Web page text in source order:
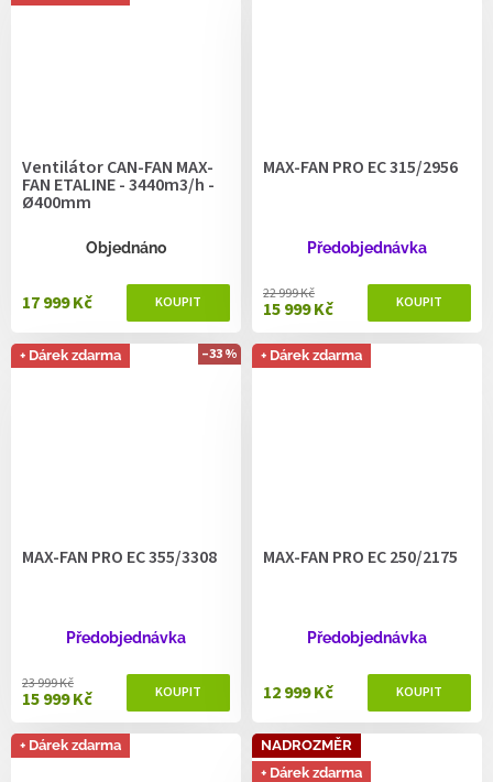
Ventilátor CAN-FAN MAX-
FAN ETALINE - 3440m3/h -
Ø400mm
Objednáno
17 999 Kč
MAX-FAN PRO EC 315/2956
Předobjednávka
15 999 Kč
22 999 Kč
+ Dárek zdarma –33 %
MAX-FAN PRO EC 355/3308
Předobjednávka
15 999 Kč
23 999 Kč
+ Dárek zdarma
MAX-FAN PRO EC 250/2175
Předobjednávka
12 999 Kč
+ Dárek zdarma
NADROZMĚR
+ Dárek zdarma